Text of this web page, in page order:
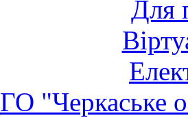
Для
ГО "Черкаське